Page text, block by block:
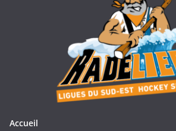
Accueil